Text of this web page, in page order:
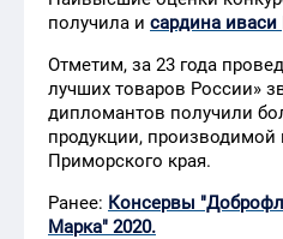
получила и сардина иваси
Отметим, за 23 года
лучших товаров России»
дипломантов получили
продукции, производимой
Приморского края.
Ранее: Консервы
Марка" 2020.